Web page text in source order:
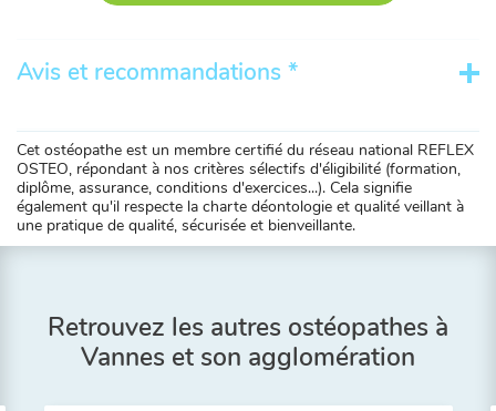
Avis et recommandations *
Cet ostéopathe est un membre certifié du réseau national REFLEX
OSTEO, répondant à nos critères sélectifs d'éligibilité (formation,
diplôme, assurance, conditions d'exercices...). Cela signifie
également qu'il respecte la charte déontologie et qualité veillant à
une pratique de qualité, sécurisée et bienveillante.
Retrouvez les autres ostéopathes à
Vannes et son agglomération